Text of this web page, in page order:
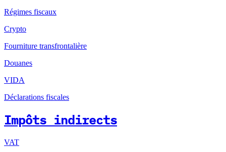
Régimes fiscaux
Crypto
Fourniture transfrontalière
Douanes
VIDA
Déclarations fiscales
Impôts indirects
VAT